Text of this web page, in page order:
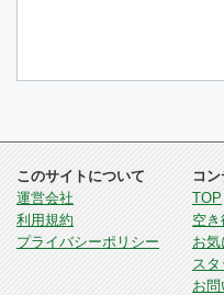
このサイトについて
運営会社
利用規約
プライバシーポリシー
コ
TOP
空
お気
ス
お